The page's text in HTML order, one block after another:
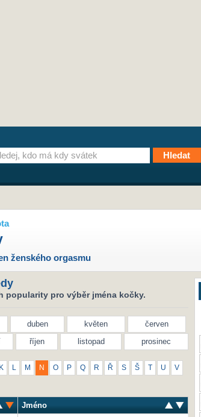
ženského orgasmu
popularity pro výběr jména kočky.
duben květen
červen
říjen listopad prosinec
K M N O P Q R Ř S Š T U V
Jméno